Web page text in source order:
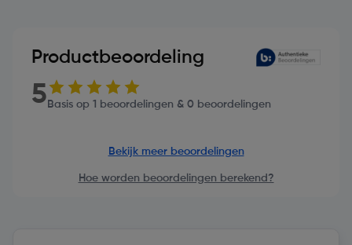
Productbeoordeling
5 Basis op 1 beoordelingen & 0 beoordelingen
Bekijk meer beoordelingen
Hoe worden beoordelingen berekend?